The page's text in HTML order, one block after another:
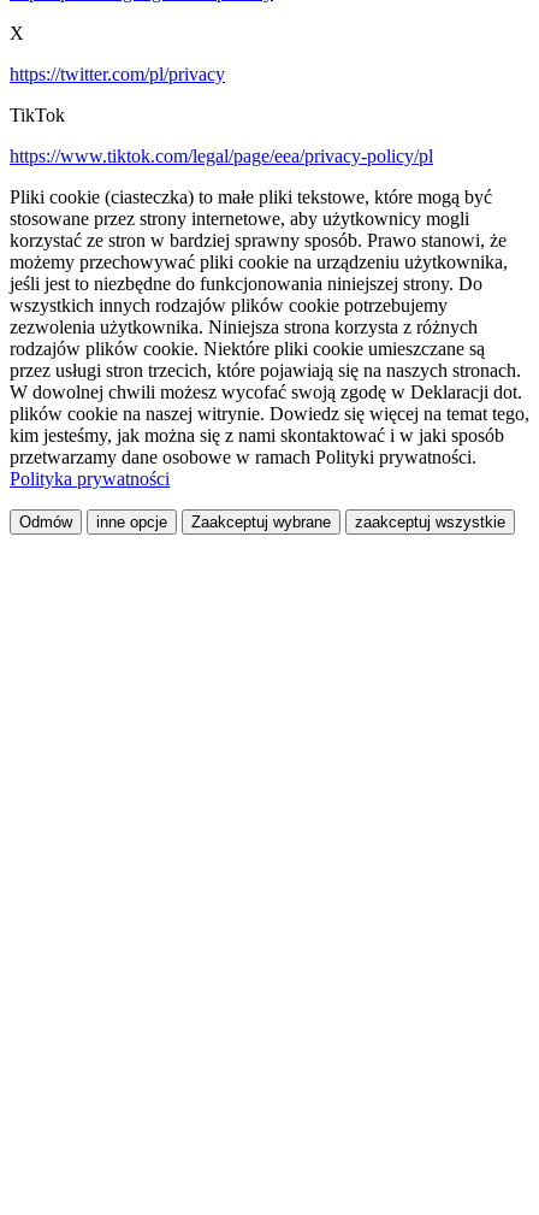
X
https://twitter.com/pl/privacy
TikTok
https://www.tiktok.com/legal/page/eea/privacy-policy/pl
Pliki cookie (ciasteczka) to małe pliki tekstowe, które mogą być
stosowane przez strony internetowe, aby użytkownicy mogli
korzystać ze stron w bardziej sprawny sposób. Prawo stanowi, że
możemy przechowywać pliki cookie na urządzeniu użytkownika,
jeśli jest to niezbędne do funkcjonowania niniejszej strony. Do
wszystkich innych rodzajów plików cookie potrzebujemy
zezwolenia użytkownika. Niniejsza strona korzysta z różnych
rodzajów plików cookie. Niektóre pliki cookie umieszczane są
przez usługi stron trzecich, które pojawiają się na naszych stronach.
W dowolnej chwili możesz wycofać swoją zgodę w Deklaracji dot.
plików cookie na naszej witrynie. Dowiedz się więcej na temat tego,
kim jesteśmy, jak można się z nami skontaktować i w jaki sposób
przetwarzamy dane osobowe w ramach Polityki prywatności.
Polityka prywatności
Odmów inne opcje Zaakceptuj wybrane zaakceptuj wszystkie